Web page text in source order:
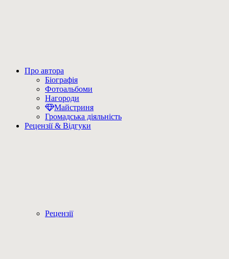
Про автора
Біографія
Фотоальбоми
Нагороди
Майстриня
Громадська діяльність
Рецензії & Відгуки
Рецензії